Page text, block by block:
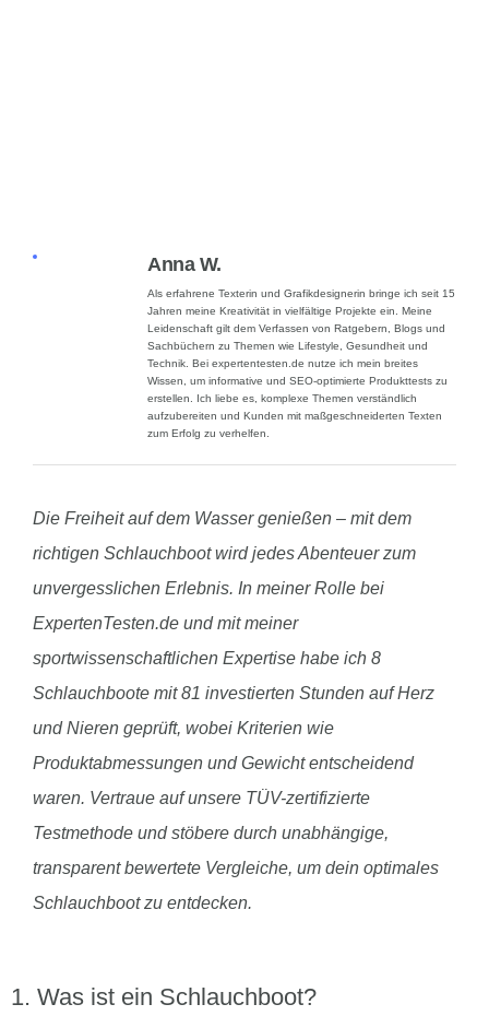
Anna W.
Als erfahrene Texterin und Grafikdesignerin bringe ich seit 15
Jahren meine Kreativität in vielfältige Projekte ein. Meine
Leidenschaft gilt dem Verfassen von Ratgebern, Blogs und
Sachbüchern zu Themen wie Lifestyle, Gesundheit und
Technik. Bei expertentesten.de nutze ich mein breites
Wissen, um informative und SEO-optimierte Produkttests zu
erstellen. Ich liebe es, komplexe Themen verständlich
aufzubereiten und Kunden mit maßgeschneiderten Texten
zum Erfolg zu verhelfen.
Die Freiheit auf dem Wasser genießen – mit dem
richtigen Schlauchboot wird jedes Abenteuer zum
unvergesslichen Erlebnis. In meiner Rolle bei
ExpertenTesten.de und mit meiner
sportwissenschaftlichen Expertise habe ich 8
Schlauchboote mit 81 investierten Stunden auf Herz
und Nieren geprüft, wobei Kriterien wie
Produktabmessungen und Gewicht entscheidend
waren. Vertraue auf unsere TÜV-zertifizierte
Testmethode und stöbere durch unabhängige,
transparent bewertete Vergleiche, um dein optimales
Schlauchboot zu entdecken.
Was ist ein Schlauchboot?